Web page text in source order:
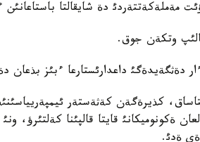
مةملةكةتتةردئ دة شايقالتا
وتكةن جوق.
دةثگةيدةگئ داعدارئستارعا ءبئز
كذيرةگةن كةثةستةر
ةكونوميكانئ قايتا قالپئنا كةلتئرؤ،